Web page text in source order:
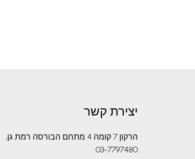
יצירת קשר
הרקון 7 קומה 4 מתחם הבורסה רמת גן,
03-7797480